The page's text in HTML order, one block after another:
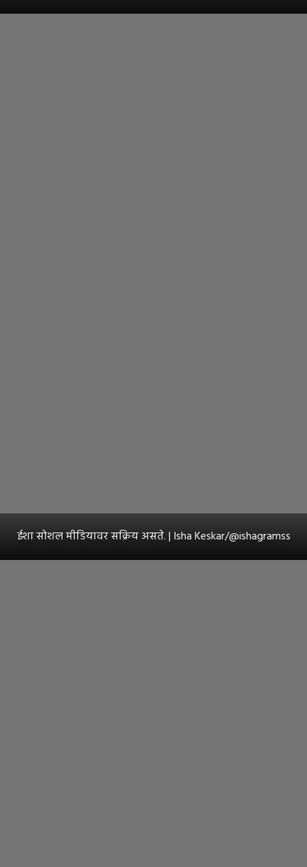
ईशा सोशल मीडियावर सक्रिय असते. | Isha Keskar/@ishagramss